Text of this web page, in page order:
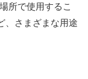
所で使用するこ
、さまざまな用途